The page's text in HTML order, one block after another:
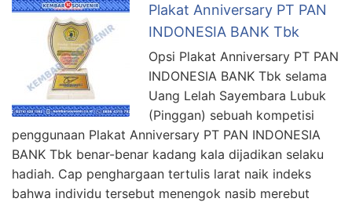
Plakat Anniversary PT PAN
INDONESIA BANK Tbk
Opsi Plakat Anniversary PT PAN
INDONESIA BANK Tbk selama
Uang Lelah Sayembara Lubuk
(Pinggan) sebuah kompetisi
penggunaan Plakat Anniversary PT PAN INDONESIA
BANK Tbk benar-benar kadang kala dijadikan selaku
hadiah. Cap penghargaan tertulis larat naik indeks
bahwa individu tersebut menengok nasib merebut